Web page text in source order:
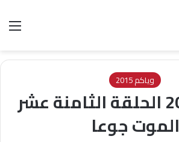
وياكم 2015
وياكم 2015 الحلقة الثامنة عشر
الموت جوعا